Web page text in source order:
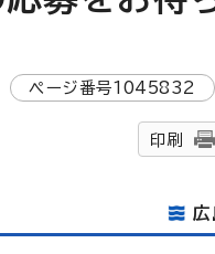
ページ番号1045832
印刷